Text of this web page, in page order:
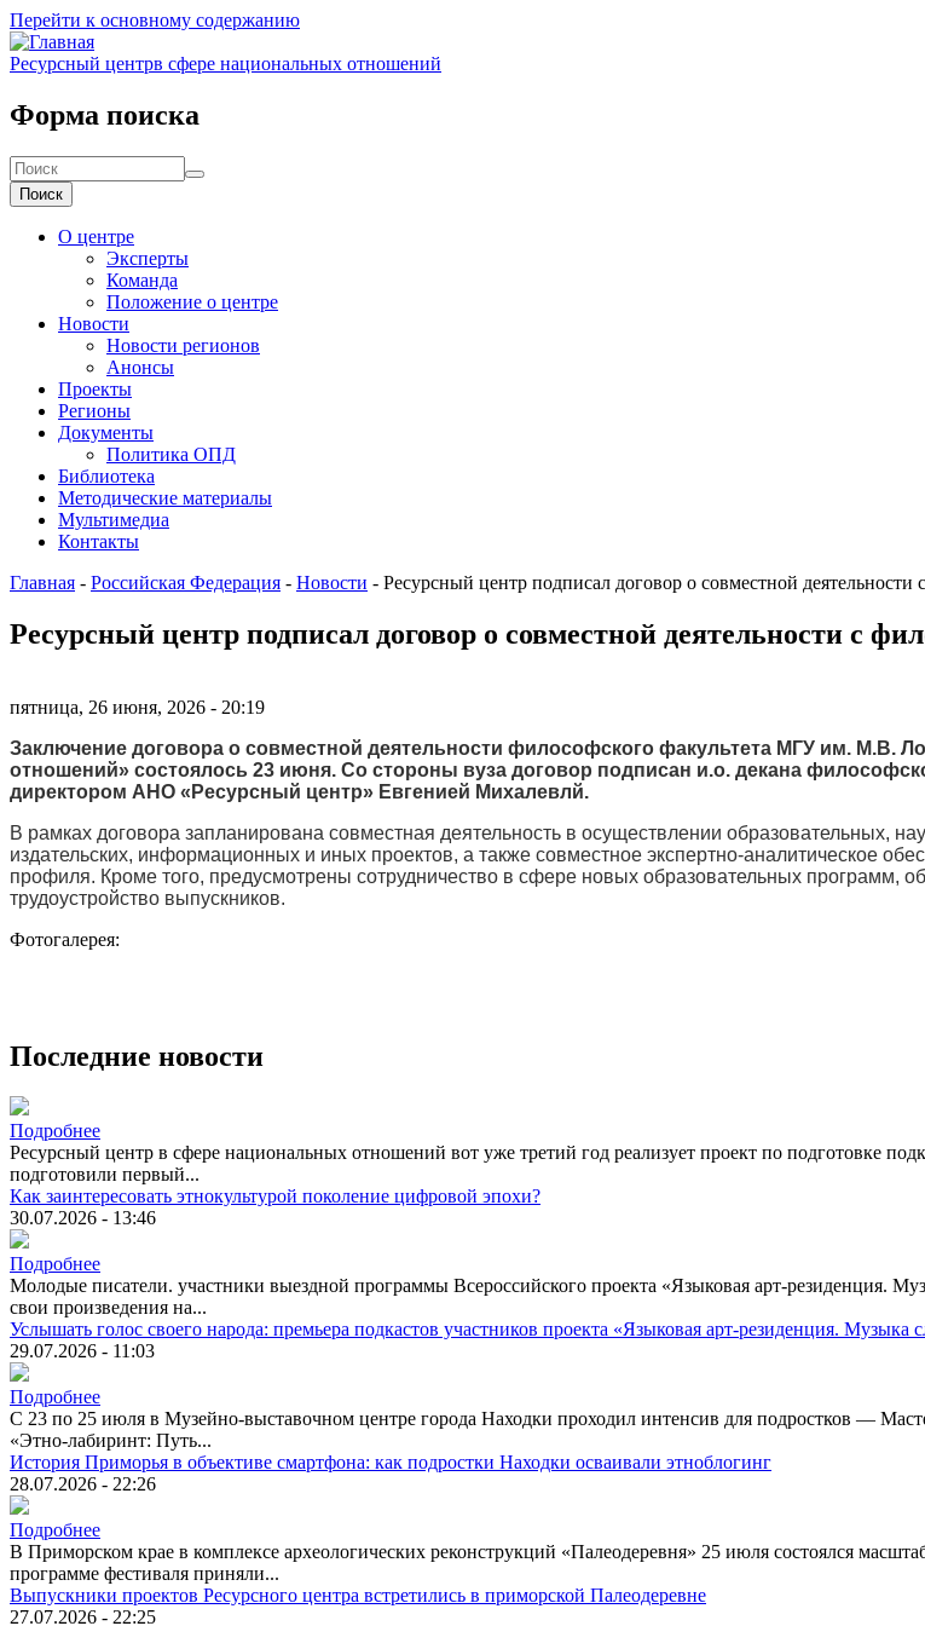
Перейти к основному содержанию
Ресурсный центрв сфере национальных отношений
Форма поиска
Поиск
О центре
Эксперты
Команда
Положение о центре
Новости
Новости регионов
Анонсы
Проекты
Регионы
Документы
Политика ОПД
Библиотека
Методические материалы
Мультимедиа
Контакты
Главная - Российская Федерация - Новости - Ресурсный центр подписал договор о совместной
Ресурсный центр подписал договор о совместной деятельности с
пятница, 26 июня, 2026 - 20:19
Заключение договора о совместной деятельности философского факультета МГУ им.
отношений» состоялось 23 июня. Со стороны вуза договор подписан и.о. декана
директором АНО «Ресурсный центр» Евгенией Михалевлй.
В рамках договора запланирована совместная деятельность в осуществлении образовательных,
издательских, информационных и иных проектов, а также совместное экспертно-аналитическое
профиля. Кроме того, предусмотрены сотрудничество в сфере новых образовательных программ,
трудоустройство выпускников.
Фотогалерея:
Последние новости
Подробнее
Ресурсный центр в сфере национальных отношений вот уже третий год реализует проект по подготовке
подготовили первый...
Как заинтересовать этнокультурой поколение цифровой эпохи?
30.07.2026 - 13:46
Подробнее
Молодые писатели. участники выездной программы Всероссийского проекта «Языковая арт-резиденция.
свои произведения на...
Услышать голос своего народа: премьера подкастов участников проекта «Языковая арт-резиденция. Музыка
29.07.2026 - 11:03
Подробнее
С 23 по 25 июля в Музейно-выставочном центре города Находки проходил интенсив для подростков —
«Этно-лабиринт: Путь...
История Приморья в объективе смартфона: как подростки Находки осваивали этноблогинг
28.07.2026 - 22:26
Подробнее
В Приморском крае в комплексе археологических реконструкций «Палеодеревня» 25 июля состоялся
программе фестиваля приняли...
Выпускники проектов Ресурсного центра встретились в приморской Палеодеревне
27.07.2026 - 22:25